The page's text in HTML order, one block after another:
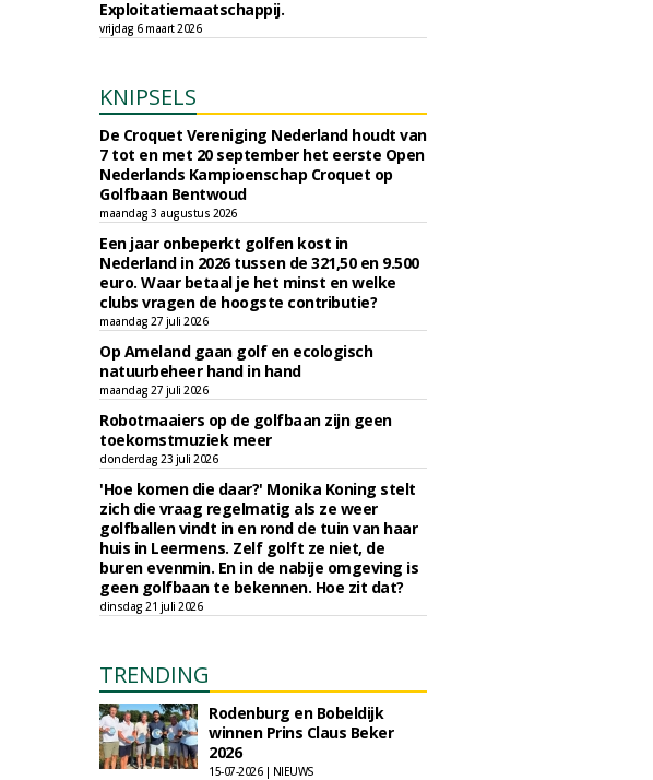
Exploitatiemaatschappij.
vrijdag 6 maart 2026
KNIPSELS
De Croquet Vereniging Nederland houdt van
7 tot en met 20 september het eerste Open
Nederlands Kampioenschap Croquet op
Golfbaan Bentwoud
maandag 3 augustus 2026
Een jaar onbeperkt golfen kost in
Nederland in 2026 tussen de 321,50 en 9.500
euro. Waar betaal je het minst en welke
clubs vragen de hoogste contributie?
maandag 27 juli 2026
Op Ameland gaan golf en ecologisch
natuurbeheer hand in hand
maandag 27 juli 2026
Robotmaaiers op de golfbaan zijn geen
toekomstmuziek meer
donderdag 23 juli 2026
'Hoe komen die daar?' Monika Koning stelt
zich die vraag regelmatig als ze weer
golfballen vindt in en rond de tuin van haar
huis in Leermens. Zelf golft ze niet, de
buren evenmin. En in de nabije omgeving is
geen golfbaan te bekennen. Hoe zit dat?
dinsdag 21 juli 2026
TRENDING
Rodenburg en Bobeldijk
winnen Prins Claus Beker
2026
15-07-2026 | NIEUWS